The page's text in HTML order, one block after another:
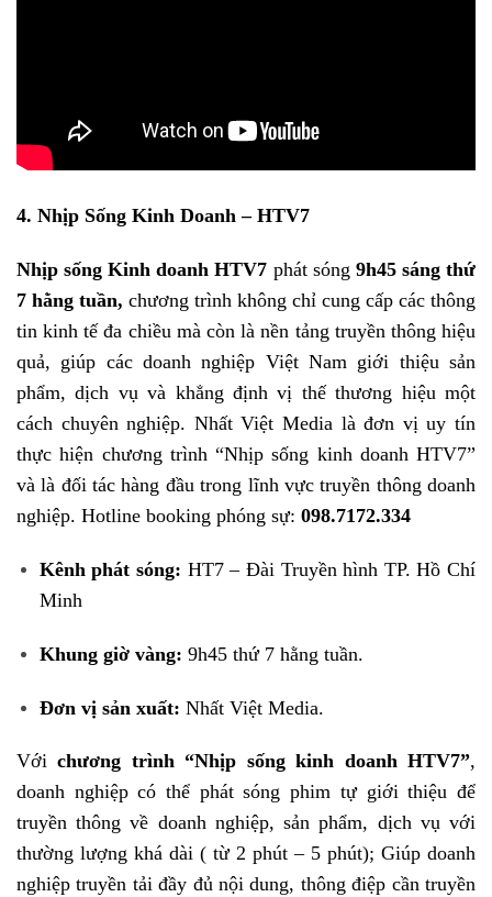
4. Nhịp Sống Kinh Doanh – HTV7
Nhịp sống Kinh doanh HTV7 phát sóng 9h45 sáng thứ
7 hằng tuần, chương trình không chỉ cung cấp các thông
tin kinh tế đa chiều mà còn là nền tảng truyền thông hiệu
quả, giúp các doanh nghiệp Việt Nam giới thiệu sản
phẩm, dịch vụ và khẳng định vị thế thương hiệu một
cách chuyên nghiệp. Nhất Việt Media là đơn vị uy tín
thực hiện chương trình “Nhịp sống kinh doanh HTV7”
và là đối tác hàng đầu trong lĩnh vực truyền thông doanh
nghiệp. Hotline booking phóng sự: 098.7172.334
Kênh phát sóng: HT7 – Đài Truyền hình TP. Hồ Chí
Minh
Khung giờ vàng: 9h45 thứ 7 hằng tuần.
Đơn vị sản xuất: Nhất Việt Media.
Vớichương trình “Nhịp sống kinh doanh HTV7”,
doanh nghiệp có thể phát sóng phim tự giới thiệu để
truyền thông về doanh nghiệp, sản phẩm, dịch vụ với
thường lượng khá dài ( từ 2 phút – 5 phút); Giúp doanh
nghiệp truyền tải đầy đủ nội dung, thông điệp cần truyền